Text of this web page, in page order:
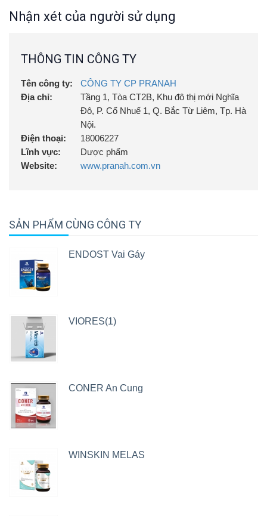
(Lactuca indica extract) 100mg, Chiết xuất Liên kiều
tử (Xanthium strumarium extract) 50mg, Chiết xuất Kinh
giới (Elsholtzia ciliate extract) 50mg, Bột Phục Linh
(Poria cocos) 50mg, Cao Tri mẫu (Anemarrhena
asphodeloides) 30mg, Chiết xuất Hoàng bá
(Phellodendron amurense extract, Berberin 64%) 30mg,
Chiết xuất Diếp cá (Houttuynia cordata extract) 30mg,
Cao Cam thảo (Glycyrrhiza uralensis) 30mg.
Thành phần khác:Dầu đậu nành, lecithin, sáp ong,
palm oil, gelatin, glycerin, sorbitol, vanillin, nipazin,
Nhận xét của người sử dụng
THÔNG TIN CÔNG TY
Tên công ty:
CÔNG TY CP PRANAH
Địa chỉ:
Tầng 1, Tòa CT2B, Khu đô thị mới Nghĩa
Đô, P. Cổ Nhuế 1, Q. Bắc Từ Liêm, Tp. Hà
Nội.
Điện thoại:
18006227
Lĩnh vực:
Dược phẩm
Website:
www.pranah.com.vn
SẢN PHẨM CÙNG CÔNG TY
ENDOST Vai Gáy
VIORES(1)
CONER An Cung
WINSKIN MELAS